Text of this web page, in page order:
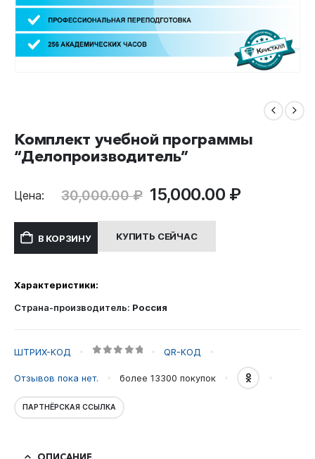
Комплект учебной программы
“Делопроизводитель”
Цена: 30,000.00₽ Первоначальная
составляла
30,000.00 ₽.
15,000.00 ₽Текущая
В КОРЗИНУ КУПИТЬ СЕЙЧАС
Характеристики:
Страна-производитель: Россия
ШТРИХ-КОД QR-КОД
Отзывов пока нет. более 13300 покупок
ПАРТНЁРСКАЯ ССЫЛКА
ОПИСАНИЕ